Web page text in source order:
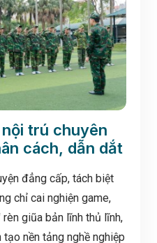
trú chuyên
cách, dẫn dắt
đẳng cấp, tách biệt
chỉ cai nghiện game,
giũa bản lĩnh thủ lĩnh,
nền tảng nghề nghiệp